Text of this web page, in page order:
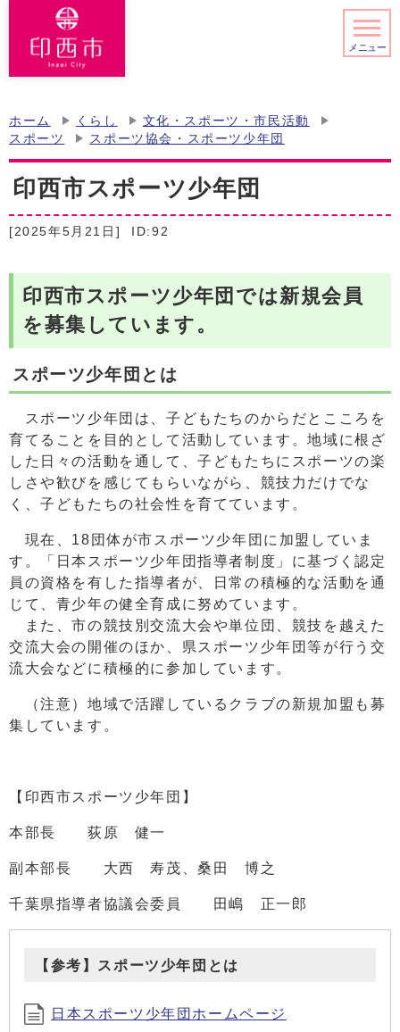
メニュー
ホーム くらし
文化・スポーツ・市民活動
スポーツ
スポーツ協会・スポーツ少年団
印西市スポーツ少年団
[2025年5月21日] ID:92
印西市スポーツ少年団では新規会員
を募集しています。
スポーツ少年団とは
スポーツ少年団は、子どもたちのからだとこころを
育てることを目的として活動しています。地域に根ざ
した日々の活動を通して、子どもたちにスポーツの楽
しさや歓びを感じてもらいながら、競技力だけでな
く、子どもたちの社会性を育てています。
現在、18団体が市スポーツ少年団に加盟していま
す。「日本スポーツ少年団指導者制度」に基づく認定
員の資格を有した指導者が、日常の積極的な活動を通
じて、青少年の健全育成に努めています。
また、市の競技別交流大会や単位団、競技を越えた
交流大会の開催のほか、県スポーツ少年団等が行う交
流大会などに積極的に参加しています。
（注意）地域で活躍しているクラブの新規加盟も募
集しています。
【印西市スポーツ少年団】
本部長 荻原 健一
副本部長 大西 寿茂、桑田 博之
千葉県指導者協議会委員 田嶋 正一郎
【参考】スポーツ少年団とは
日本スポーツ少年団ホームページ